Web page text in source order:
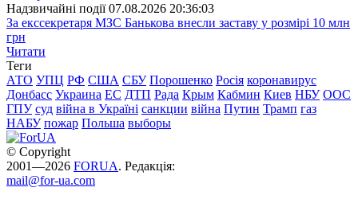
Надзвичайні події 07.08.2026 20:36:03
За екссекретаря МЗС Банькова внесли заставу у розмірі 10 млн
грн
Читати
Теги
АТО УПЦ РФ США СБУ Порошенко Росія коронавирус
Донбасс Украина ЕС ДТП Рада Крым Кабмин Киев НБУ ООС
ГПУ суд війна в Україні санкции війна Путин Трамп газ
НАБУ пожар Польша выборы
© Copyright
2001—2026 FORUA. Редакція:
mail@for-ua.com